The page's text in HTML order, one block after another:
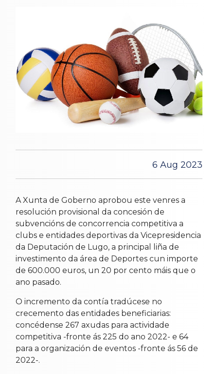
6 Aug 2023
A Xunta de Goberno aprobou este venres a
resolución provisional da concesión de
subvencións de concorrencia competitiva a
clubs e entidades deportivas da Vicepresidencia
da Deputación de Lugo, a principal liña de
investimento da área de Deportes cun importe
de 600.000 euros, un 20 por cento máis que o
ano pasado.
O incremento da contía tradúcese no
crecemento das entidades beneficiarias:
concédense 267 axudas para actividade
competitiva -fronte ás 225 do ano 2022- e 64
para a organización de eventos -fronte ás 56 de
2022-.